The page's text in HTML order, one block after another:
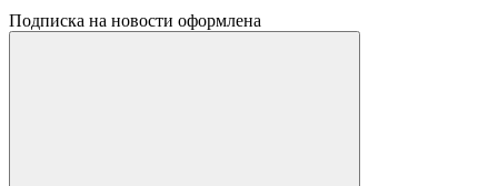
Подписка на новости оформлена